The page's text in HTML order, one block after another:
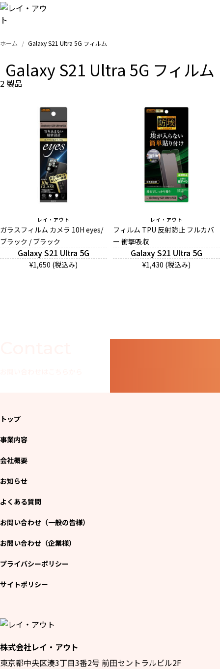
トップ
iPhone
Galaxy
AQUOS
Google
And More
お問い合わせ（企業様）
プライバシーポリシー
ホーム Galaxy S21 Ultra 5G フィルム
Galaxy S21 Ultra 5G フィルム
2 製品
レイ・アウト
ガラスフィルム カメラ 10H eyes/
ブラック / ブラック
Galaxy S21 Ultra 5G
¥1,650 (税込み)
レイ・アウト
フィルム TPU 反射防止 フルカバ
ー 衝撃吸収
Galaxy S21 Ultra 5G
¥1,430 (税込み)
株式会社レイ・アウト
東京都中央区湊3丁目3番2号 前田セントラルビル2F
トップ
事業内容
会社概要
お知らせ
よくある質問
お問い合わせ（一般の皆様）
お問い合わせ（企業様）
プライバシーポリシー
サイトポリシー